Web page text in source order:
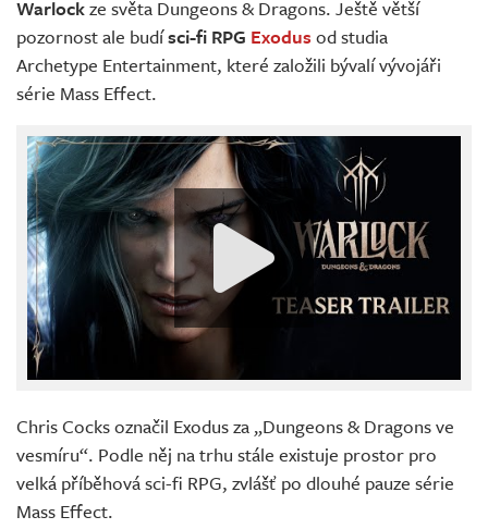
Warlockze světa Dungeons & Dragons. Ještě větší
pozornost ale budísci-fi RPG Exodus od studia
Archetype Entertainment, které založili bývalí vývojáři
série Mass Effect.
Chris Cocks označil Exodus za „Dungeons & Dragons ve
vesmíru“. Podle něj na trhu stále existuje prostor pro
velká příběhová sci-fi RPG, zvlášť po dlouhé pauze série
Mass Effect.